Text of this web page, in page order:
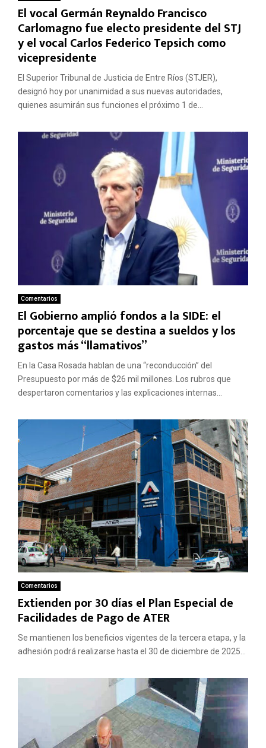
El vocal Germán Reynaldo Francisco
Carlomagno fue electo presidente del STJ
y el vocal Carlos Federico Tepsich como
vicepresidente
El Superior Tribunal de Justicia de Entre Ríos (STJER),
designó hoy por unanimidad a sus nuevas autoridades,
quienes asumirán sus funciones el próximo 1 de...
Comentarios
El Gobierno amplió fondos a la SIDE: el
porcentaje que se destina a sueldos y los
gastos más “llamativos”
En la Casa Rosada hablan de una “reconducción” del
Presupuesto por más de $26 mil millones. Los rubros que
despertaron comentarios y las explicaciones internas...
Comentarios
Extienden por 30 días el Plan Especial de
Facilidades de Pago de ATER
Se mantienen los beneficios vigentes de la tercera etapa, y la
adhesión podrá realizarse hasta el 30 de diciembre de 2025...